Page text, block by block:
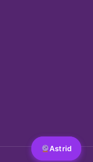
Astrid
Astrid